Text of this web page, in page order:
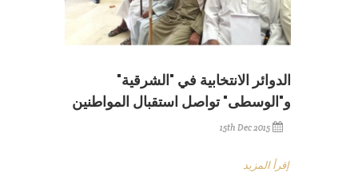
الدوائر الانتخابية في "الشرقية"
و"الوسطى" تواصل استقبال المواطنين
15th Dec 2015
إقرأ المزيد